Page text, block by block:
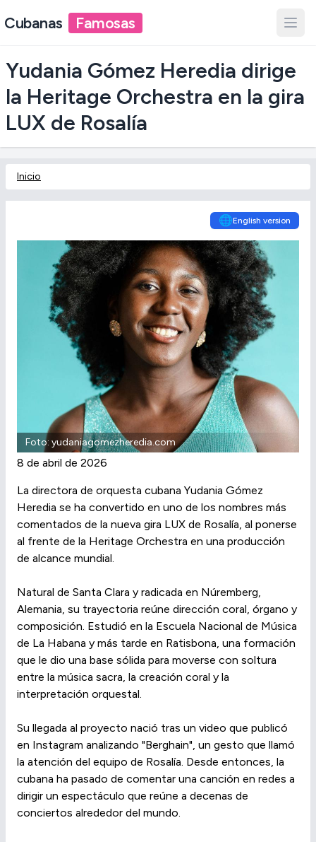
Cubanas Famosas
Yudania Gómez Heredia dirige
la Heritage Orchestra en la gira
LUX de Rosalía
Inicio
🌐English version
Foto: yudaniagomezheredia.com
8 de abril de 2026
La directora de orquesta cubana Yudania Gómez
Heredia se ha convertido en uno de los nombres más
comentados de la nueva gira LUX de Rosalía, al ponerse
al frente de la Heritage Orchestra en una producción
de alcance mundial.
Natural de Santa Clara y radicada en Núremberg,
Alemania, su trayectoria reúne dirección coral, órgano y
composición. Estudió en la Escuela Nacional de Música
de La Habana y más tarde en Ratisbona, una formación
que le dio una base sólida para moverse con soltura
entre la música sacra, la creación coral y la
interpretación orquestal.
Su llegada al proyecto nació tras un video que publicó
en Instagram analizando "Berghain", un gesto que llamó
la atención del equipo de Rosalía. Desde entonces, la
cubana ha pasado de comentar una canción en redes a
dirigir un espectáculo que reúne a decenas de
conciertos alrededor del mundo.